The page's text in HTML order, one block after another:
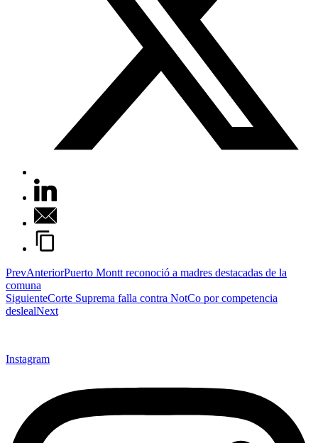
PrevAnteriorPuerto Montt reconoció a madres destacadas de la
comuna
SiguienteCorte Suprema falla contra NotCo por competencia
deslealNext
Instagram